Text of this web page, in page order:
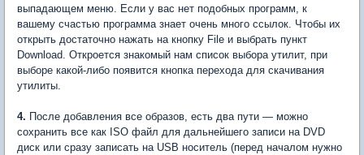
выпадающем меню. Если у вас нет подобных программ, к
вашему счастью программа знает очень много ссылок. Чтобы их
открыть достаточно нажать на кнопку File и выбрать пункт
Download. Откроется знакомый нам список выбора утилит, при
выборе какой-либо появится кнопка перехода для скачивания
утилиты.
4. После добавления все образов, есть два пути — можно
сохранить все как ISO файл для дальнейшего записи на DVD
диск или сразу записать на USB носитель (перед началом нужно